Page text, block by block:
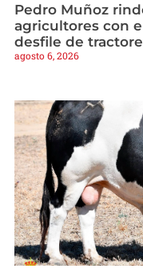
Pedro Muñoz
agricultores con
desfile de
agosto 6, 2026